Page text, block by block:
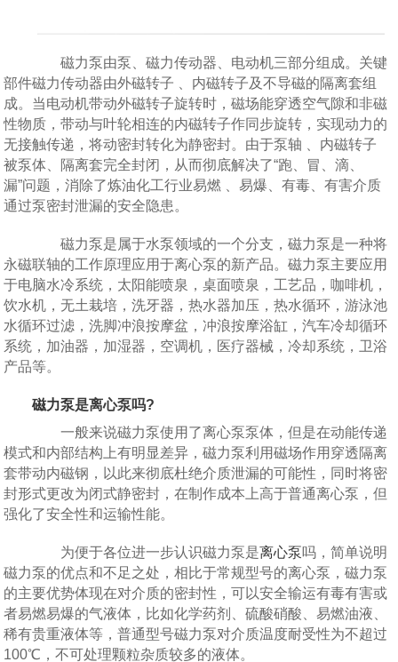
磁力泵由泵、磁力传动器、电动机三部分组成。关键
部件磁力传动器由外磁转子 、内磁转子及不导磁的隔离套组
成。当电动机带动外磁转子旋转时，磁场能穿透空气隙和非磁
性物质，带动与叶轮相连的内磁转子作同步旋转，实现动力的
无接触传递，将动密封转化为静密封。由于泵轴 、内磁转子
被泵体、隔离套完全封闭，从而彻底解决了“跑、冒、滴、
漏”问题，消除了炼油化工行业易燃 、易爆、有毒、有害介质
通过泵密封泄漏的安全隐患。
磁力泵是属于水泵领域的一个分支，磁力泵是一种将
永磁联轴的工作原理应用于离心泵的新产品。磁力泵主要应用
于电脑水冷系统，太阳能喷泉，桌面喷泉，工艺品，咖啡机，
饮水机，无土栽培，洗牙器，热水器加压，热水循环，游泳池
水循环过滤，洗脚冲浪按摩盆，冲浪按摩浴缸，汽车冷却循环
系统，加油器，加湿器，空调机，医疗器械，冷却系统，卫浴
产品等。
磁力泵是离心泵吗?
一般来说磁力泵使用了离心泵泵体，但是在动能传递
模式和内部结构上有明显差异，磁力泵利用磁场作用穿透隔离
套带动内磁钢，以此来彻底杜绝介质泄漏的可能性，同时将密
封形式更改为闭式静密封，在制作成本上高于普通离心泵，但
强化了安全性和运输性能。
为便于各位进一步认识磁力泵是离心泵吗，简单说明
磁力泵的优点和不足之处，相比于常规型号的离心泵，磁力泵
的主要优势体现在对介质的密封性，可以安全输运有毒有害或
者易燃易爆的气液体，比如化学药剂、硫酸硝酸、易燃油液、
稀有贵重液体等，普通型号磁力泵对介质温度耐受性为不超过
100℃，不可处理颗粒杂质较多的液体。